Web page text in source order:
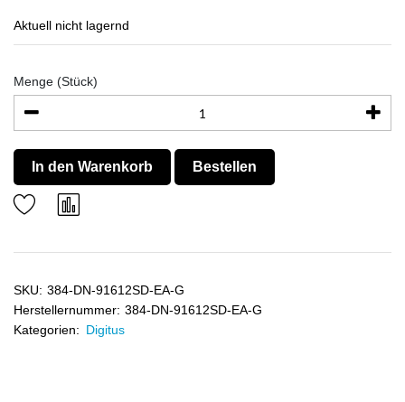
Aktuell nicht lagernd
Menge (Stück)
In den Warenkorb Bestellen
SKU: 384-DN-91612SD-EA-G
Herstellernummer: 384-DN-91612SD-EA-G
Kategorien: Digitus